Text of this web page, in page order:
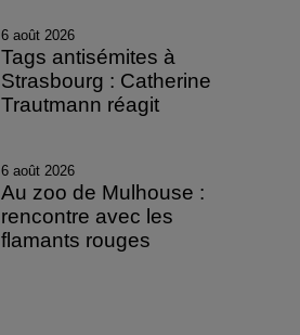
6 août 2026
Tags antisémites à
Strasbourg : Catherine
Trautmann réagit
6 août 2026
Au zoo de Mulhouse :
rencontre avec les
flamants rouges